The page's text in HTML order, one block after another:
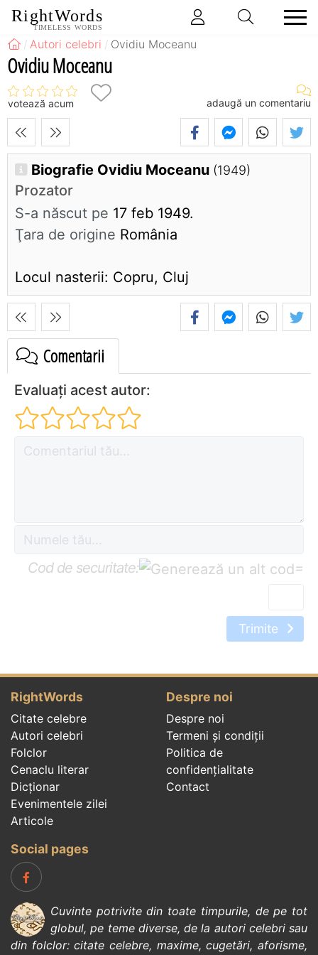
RightWords
TIMELESS WORDS
Autori celebri Ovidiu Moceanu
Ovidiu Moceanu
votează acum adaugă un comentariu
Biografie Ovidiu Moceanu (1949)
Prozator
S-a născut pe 17 feb 1949.
Ţara de origine România
Locul nasterii: Copru, Cluj
Comentarii
Evaluați acest autor:
Cod de securitate: =
Trimite
RightWords
Citate celebre
Autori celebri
Folclor
Cenaclu literar
Dicționar
Evenimentele zilei
Articole
Despre noi
Despre noi
Termeni și condiții
Politica de
confidenţialitate
Contact
Social pages
Cuvinte potrivite din toate timpurile, de pe tot
globul, pe teme diverse, de la autori celebrisau
din folclor:citate celebre, maxime,cugetări,aforisme,